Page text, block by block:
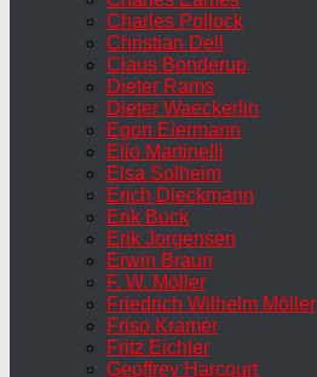
Charles Pollock
Christian Dell
Claus Bonderup
Dieter Rams
Dieter Waeckerlin
Egon Eiermann
Elio Martinelli
Elsa Solheim
Erich Dieckmann
Erik Buck
Erik Jorgensen
Erwin Braun
F. W. Möller
Friedrich Wilhelm Möller
Friso Kramer
Fritz Eichler
Geoffrey Harcourt